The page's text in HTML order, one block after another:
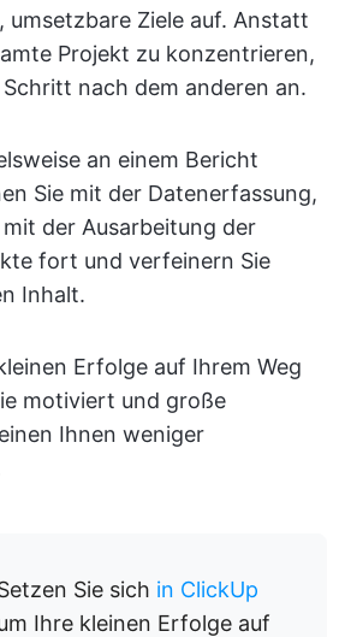
umsetzbare Ziele auf. Anstatt
Projekt zu konzentrieren,
nach dem anderen an.
an einem Bericht
Sie mit der Datenerfassung,
der Ausarbeitung der
fort und verfeinern Sie
Inhalt.
Erfolge auf Ihrem Weg
motiviert und große
Ihnen weniger
Sie sich in ClickUp
Ihre kleinen Erfolge auf